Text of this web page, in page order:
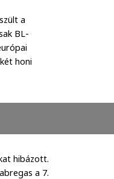
a
BL-
honi
hibázott.
a 7.